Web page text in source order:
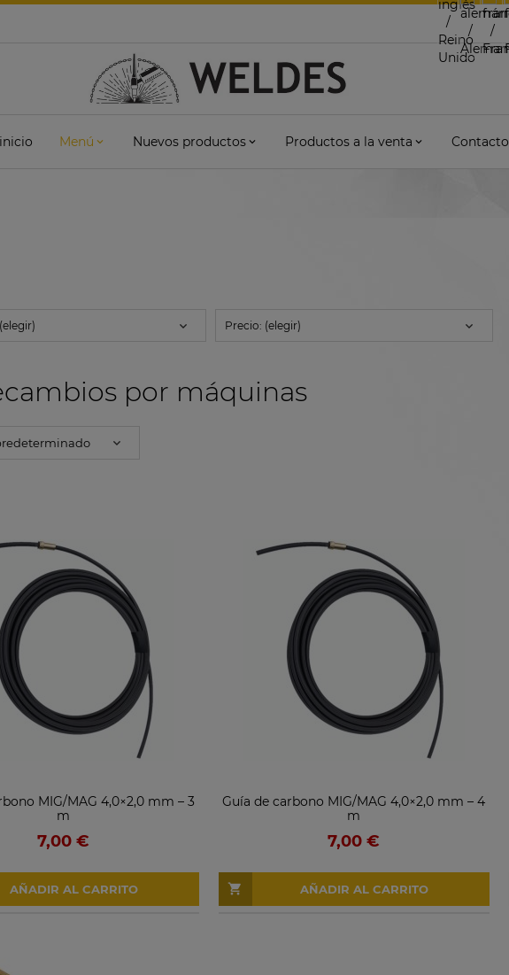
Menú Nuevos productos Productos a la venta Contacto
Precio: (elegir)
por máquinas
MIG/MAG 4,0×2,0 mm – 3
m
7,00 €
AÑADIR AL CARRITO
Guía de carbono MIG/MAG 4,0×2,0 mm – 4
m
7,00 €
AÑADIR AL CARRITO